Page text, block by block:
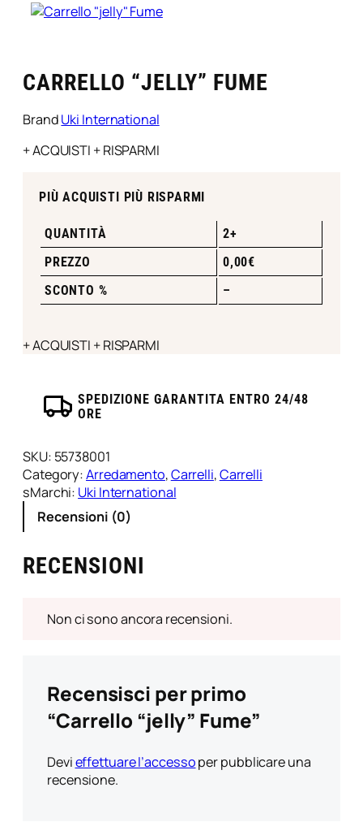
CARRELLO “JELLY” FUME
BrandUki International
+ ACQUISTI + RISPARMI
PIÙ ACQUISTI PIÙ RISPARMI
QUANTITÀ
2+
PREZZO
0,00€
SCONTO %
–
+ ACQUISTI + RISPARMI
SPEDIZIONE GARANTITA ENTRO 24/48
ORE
SKU: 55738001
Category:Arredamento, Carrelli, Carrelli
sMarchi: Uki International
Recensioni (0)
RECENSIONI
Non ci sono ancora recensioni.
Recensisci per primo
“Carrello “jelly” Fume”
Devieffettuare l’accessoper pubblicare una
recensione.